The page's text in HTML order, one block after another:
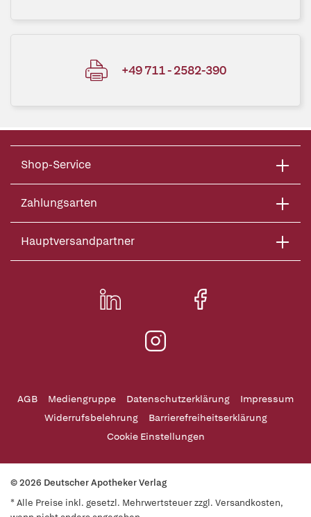
+49 711 - 2582-390
Shop-Service
Zahlungsarten
Hauptversandpartner
AGB Mediengruppe Datenschutzerklärung
Impressum
Widerrufsbelehrung
Barrierefreiheitserklärung
Cookie Einstellungen
© 2026 Deutscher Apotheker Verlag
* Alle Preise inkl. gesetzl. Mehrwertsteuer zzgl. Versandkosten,